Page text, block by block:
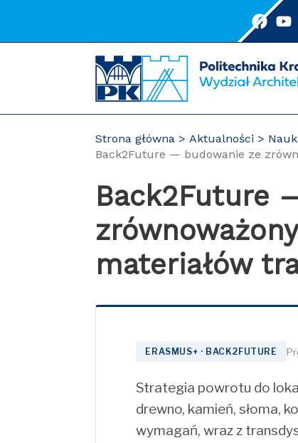
Strona główna Aktualności
Back2Future — budowanie ze
Back2Future — budowanie ze
materiałów
ERASMUS+ · BACK2FUTURE
Strategia powrotu do
drewno, kamień, słoma,
wymagań, wraz z